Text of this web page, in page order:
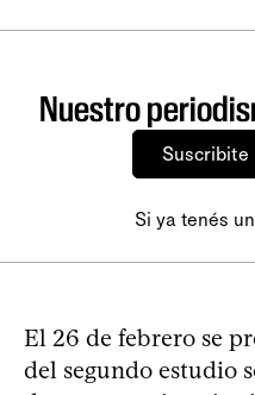
Nuestro
Suscribite
Si ya tenés
El 26 de febrero se
del segundo estudio